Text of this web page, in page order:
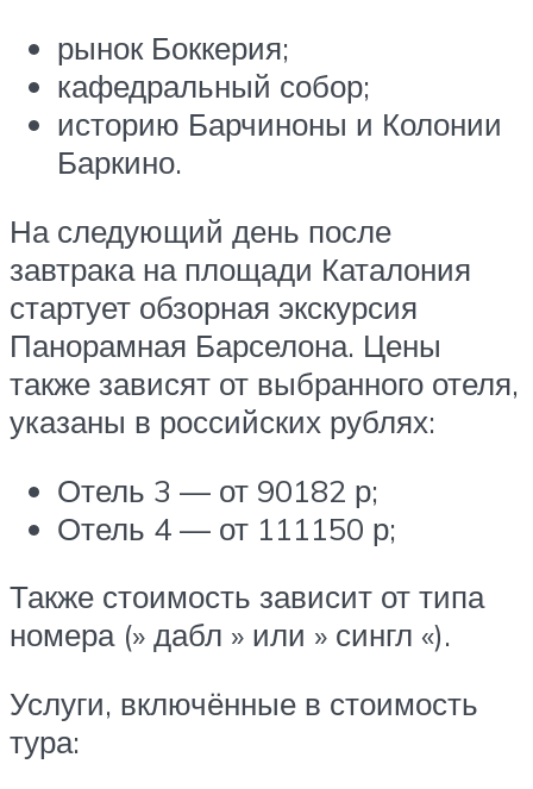
рынок Боккерия;
кафедральный собор;
историю Барчиноны и Колонии
Баркино.
На следующий день после
завтрака на площади Каталония
стартует обзорная экскурсия
Панорамная Барселона. Цены
также зависят от выбранного отеля,
указаны в российских рублях:
Отель 3 — от 90182 р;
Отель 4 — от 111150 р;
Также стоимость зависит от типа
номера (» дабл » или » сингл «).
Услуги, включённые в стоимость
тура: